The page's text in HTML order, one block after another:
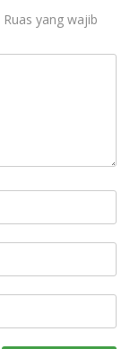
Ruas yang wajib